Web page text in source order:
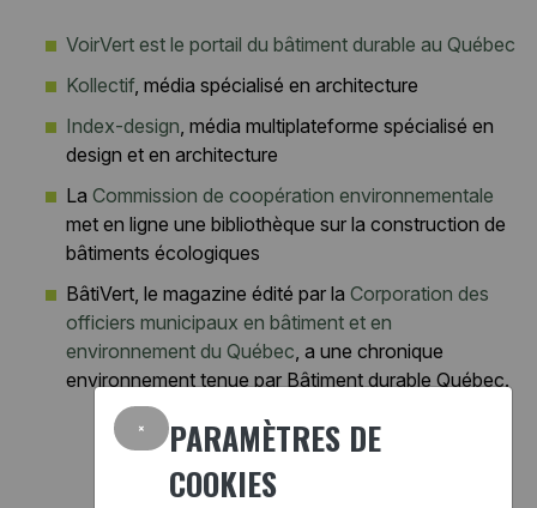
VoirVert est le portail du bâtiment durable au Québec
Kollectif, média spécialisé en architecture
Index-design, média multiplateforme spécialisé en
design et en architecture
La Commission de coopération environnementale
met en ligne une bibliothèque sur la construction de
bâtiments écologiques
BâtiVert, le magazine édité par la Corporation des
officiers municipaux en bâtiment et en
environnement du Québec, a une chronique
environnement tenue par Bâtiment durable Québec.
×
PARAMÈTRES DE
COOKIES